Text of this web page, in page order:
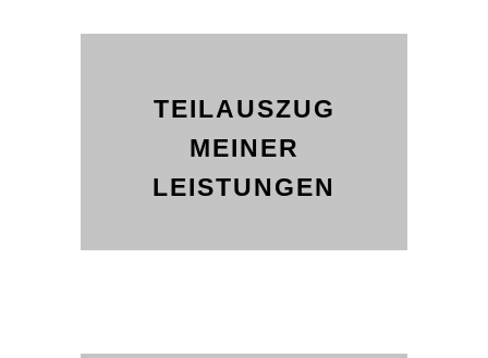
TEILAUSZUG
MEINER
LEISTUNGEN